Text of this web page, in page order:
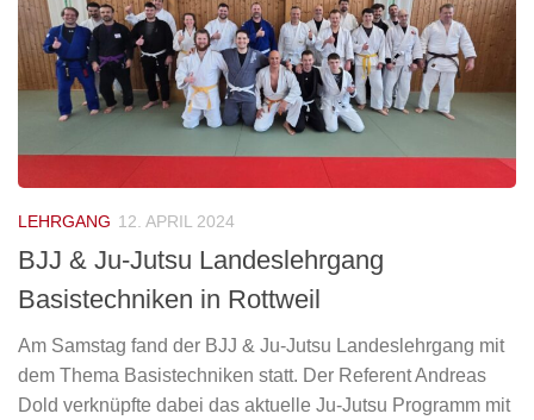
LEHRGANG 12. APRIL 2024
BJJ & Ju-Jutsu Landeslehrgang
Basistechniken in Rottweil
Am Samstag fand der BJJ & Ju-Jutsu Landeslehrgang mit
dem Thema Basistechniken statt. Der Referent Andreas
Dold verknüpfte dabei das aktuelle Ju-Jutsu Programm mit